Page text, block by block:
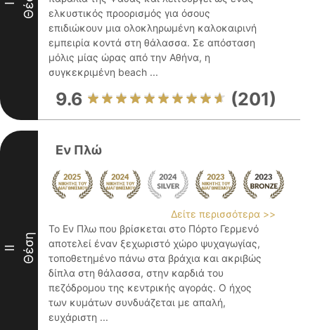
I
ελκυστικός προορισμός για όσους
επιδιώκουν μια ολοκληρωμένη καλοκαιρινή
εμπειρία κοντά στη θάλασσα. Σε απόσταση
μόλις μίας ώρας από την Αθήνα, η
συγκεκριμένη beach ...
9.6 (201)
II Θέση
Εν Πλώ
Δείτε περισσότερα >>
Το Εν Πλω που βρίσκεται στο Πόρτο Γερμενό
αποτελεί έναν ξεχωριστό χώρο ψυχαγωγίας,
τοποθετημένο πάνω στα βράχια και ακριβώς
δίπλα στη θάλασσα, στην καρδιά του
πεζόδρομου της κεντρικής αγοράς. Ο ήχος
των κυμάτων συνδυάζεται με απαλή,
ευχάριστη ...